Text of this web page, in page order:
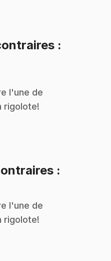
:
l'une de
rigolote!
:
l'une de
rigolote!